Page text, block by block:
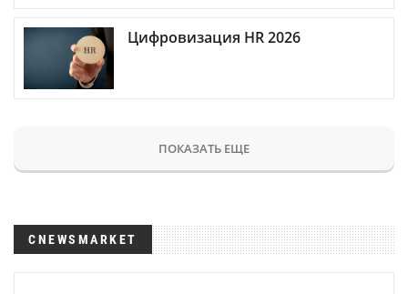
Цифровизация HR 2026
ПОКАЗАТЬ ЕЩЕ
CNEWSMARKET